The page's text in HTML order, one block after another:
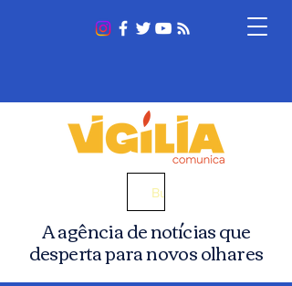
A agência de notícias que
desperta para novos olhares
Busca